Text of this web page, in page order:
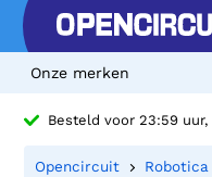
Onze merken
Besteld voor 23:59 uur,
Opencircuit Robotica